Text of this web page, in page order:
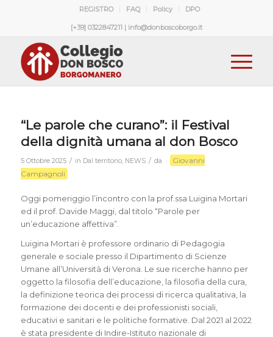
REGISTRO FAQ Policy DPO
[+39] 0322847211 | info@donboscoborgo.it
“Le parole che curano”: il Festival
della dignità umana al don Bosco
5 Ottobre 2025 / in Dal territorio, NEWS / da
Giovanni
Campagnoli
Oggi pomeriggio l’incontro con la prof.ssa Luigina Mortari
ed il prof. Davide Maggi, dal titolo “Parole per
un’educazione affettiva”.
Luigina Mortari è professore ordinario di Pedagogia
generale e sociale presso il Dipartimento di Scienze
Umane all’Università di Verona. Le sue ricerche hanno per
oggetto la filosofia dell’educazione, la filosofia della cura,
la definizione teorica dei processi di ricerca qualitativa, la
formazione dei docenti e dei professionisti sociali,
educativi e sanitari e le politiche formative. Dal 2021 al 2022
è stata presidente di Indire-Istituto nazionale di